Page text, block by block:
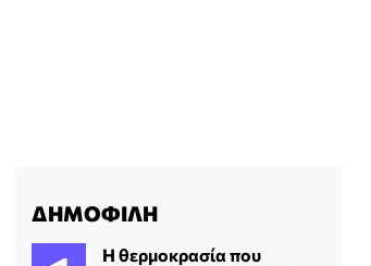
ΔΗΜΟΦΙΛΗ
Η θερμοκρασία που